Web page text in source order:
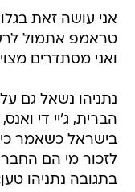
אני עושה זאת
טראמפ אתמול
ואני מסתדרים
נתניהו נשאל גם
הברית, ג'יי די
בישראל כשאמר כי
לזכור מי הם
בתגובה נתניהו